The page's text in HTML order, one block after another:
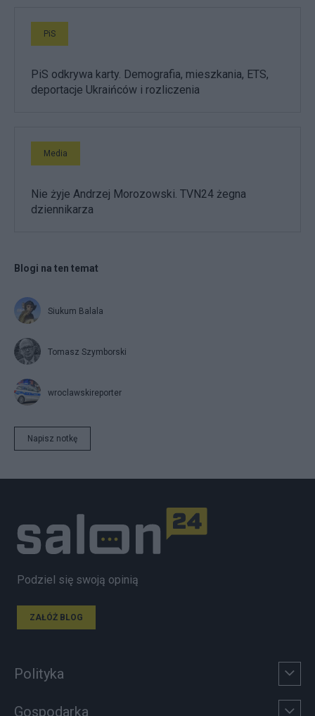
PiS
PiS odkrywa karty. Demografia, mieszkania, ETS,
deportacje Ukraińców i rozliczenia
Media
Nie żyje Andrzej Morozowski. TVN24 żegna
dziennikarza
Blogi na ten temat
Siukum Balala
Tomasz Szymborski
wroclawskireporter
Napisz notkę
Podziel się swoją opinią
ZAŁÓŻ BLOG
Polityka
Gospodarka